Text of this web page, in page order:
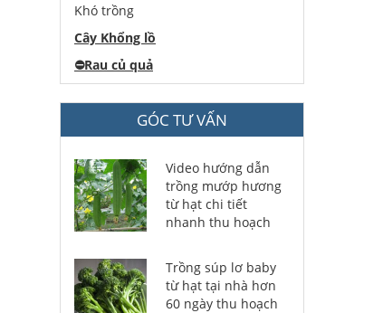
Khó trồng
Cây Khổng lồ
⛔️Rau củ quả
GÓC TƯ VẤN
Video hướng dẫn
trồng mướp hương
từ hạt chi tiết
nhanh thu hoạch
Trồng súp lơ baby
từ hạt tại nhà hơn
60 ngày thu hoạch